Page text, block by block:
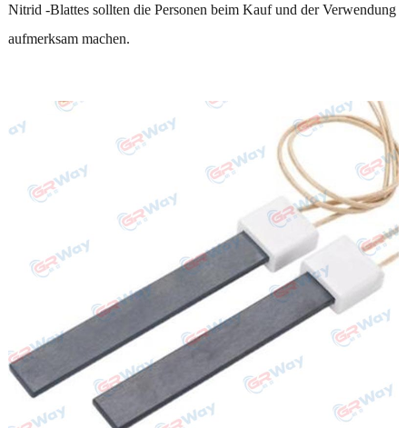
Nitrid -Blattes sollten die Personen beim Kauf und der Verwendung
aufmerksam machen.